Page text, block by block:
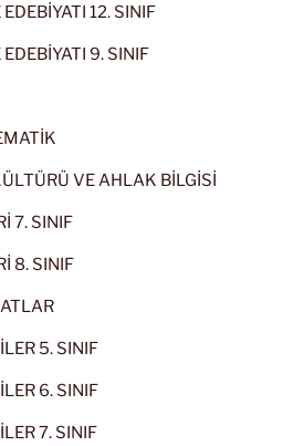
12. SINIF
9. SINIF
VE AHLAK BİLGİSİ
7. SINIF
8. SINIF
5. SINIF
6. SINIF
7. SINIF